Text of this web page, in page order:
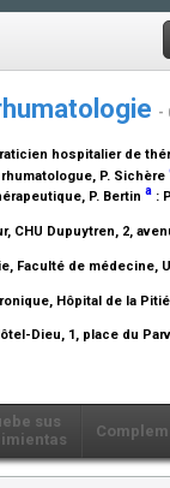
-
hospitalier de
, P. Sichère
, P. Bertin a :
Dupuytren, 2,
Faculté de médecine,
Hôpital de la
Dieu, 1, place du
sus